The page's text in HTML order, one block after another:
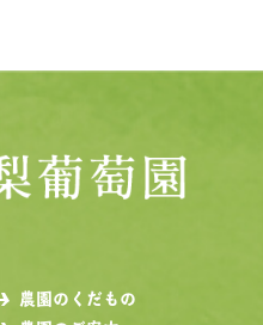
農園のくだもの